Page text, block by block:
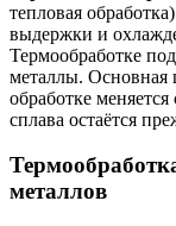
тепловая
выдержки и
Термообработке
металлы. Основная
обработке
сплава остаётся
металлов